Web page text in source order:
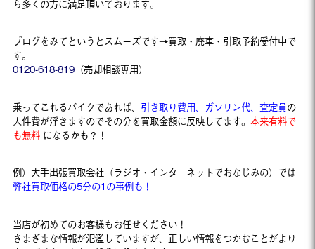
ら多くの方に満足頂いております。
ブログをみてというとスムーズです→買取・廃車・引取予約受付中で
す。
0120-618-819 （売却相談専用）
乗ってこれるバイクであれば、 引き取り費用、ガソリン代、査定員の
人件費が浮きますのでその分を買取金額に反映してます。本来有料で
も無料 になるかも？！
例）大手出張買取会社（ラジオ・インターネットでおなじみの）では
弊社買取価格の5分の1の事例も！
当店が初めてのお客様もお任せください！
さまざまな情報が氾濫していますが、正しい情報をつかむことがより